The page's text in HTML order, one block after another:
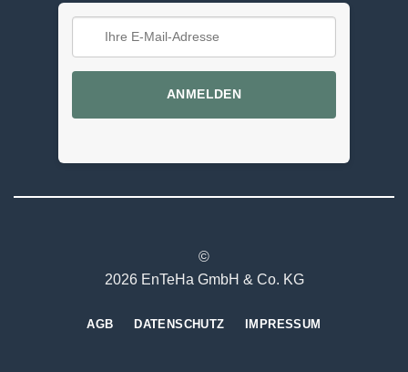
ANMELDEN
©
2026 EnTeHa GmbH & Co. KG
AGB DATENSCHUTZ IMPRESSUM